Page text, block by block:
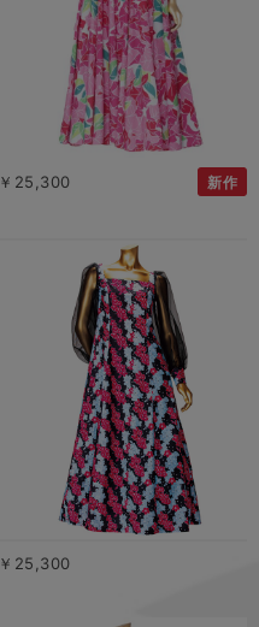
￥25,300 新作
￥25,300